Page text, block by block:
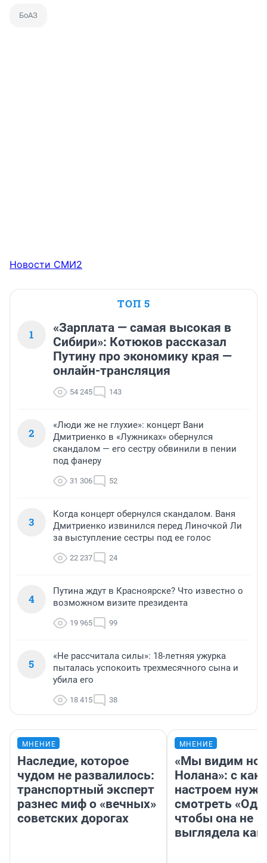
БоАЗ
Новости СМИ2
ТОП 5
1
«Зарплата — самая высокая в
Сибири»: Котюков рассказал
Путину про экономику края —
онлайн-трансляция
54 245 143
2
«Люди же не глухие»: концерт Вани
Дмитриенко в «Лужниках» обернулся
скандалом — его сестру обвинили в пении
под фанеру
31 306 52
3
Когда концерт обернулся скандалом. Ваня
Дмитриенко извинился перед Линочкой Ли
за выступление сестры под ее голос
22 237 24
4
Путина ждут в Красноярске? Что известно о
возможном визите президента
19 965 99
5
«Не рассчитала силы»: 18-летняя ужурка
пыталась успокоить трехмесячного сына и
убила его
18 415 38
МНЕНИЕ
Наследие, которое
чудом не развалилось:
транспортный эксперт
разнес миф о «вечных»
советских дорогах
МНЕНИЕ
«Мы видим
Нолана»: с
настроем
смотреть
чтобы она не
выглядела как